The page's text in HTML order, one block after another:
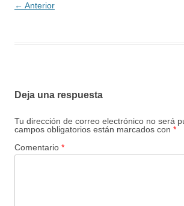
← Anterior
Deja una respuesta
Tu dirección de correo electrónico no será
campos obligatorios están marcados con *
Comentario *